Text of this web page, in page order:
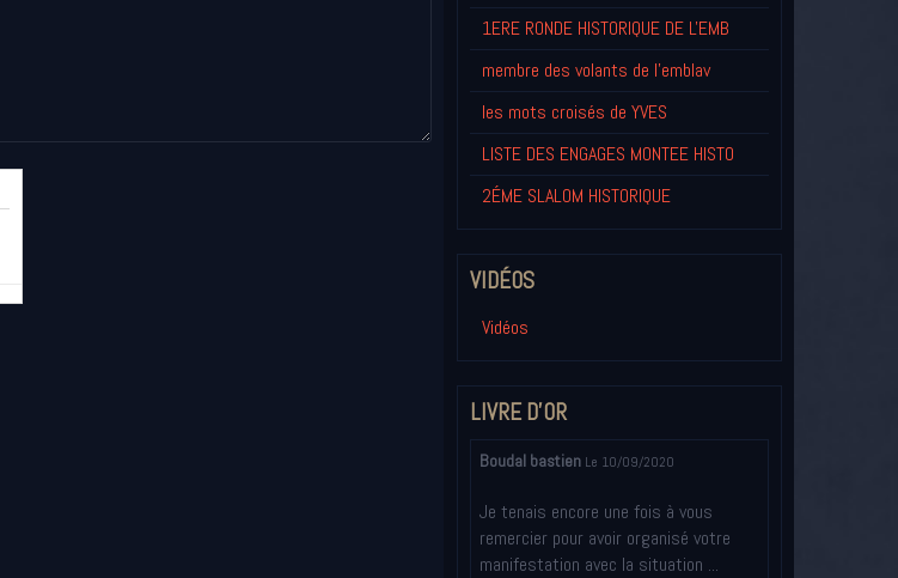
1ERE RONDE HISTORIQUE DE L'EMB
membre des volants de l'emblav
les mots croisés de YVES
LISTE DES ENGAGES MONTEE HISTO
2ÉME SLALOM HISTORIQUE
VIDÉOS
Vidéos
LIVRE D'OR
Boudal bastien Le 10/09/2020
Je tenais encore une fois à vous
remercier pour avoir organisé votre
manifestation avec la situation ...